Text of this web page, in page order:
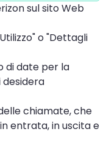
sul sito Web
o "Dettagli
di date per la
chiamate, che
entrata, in uscita e